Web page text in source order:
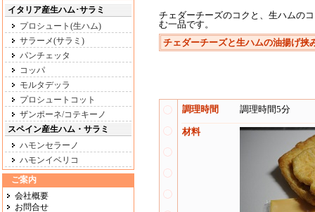
イタリア産生ハム･サラミ
プロシュート(生ハム)
サラーメ(サラミ)
パンチェッタ
コッパ
モルタデッラ
プロシュートコット
ザンポーネ/コテキーノ
スペイン産生ハム・サラミ
ハモンセラーノ
ハモンイベリコ
ご案内
会社概要
お問合せ
チェダーチーズのコクと、生ハムの
む一品です。
チェダーチーズと生ハムの油揚げ挟
調理時間 調理時間5分
材料